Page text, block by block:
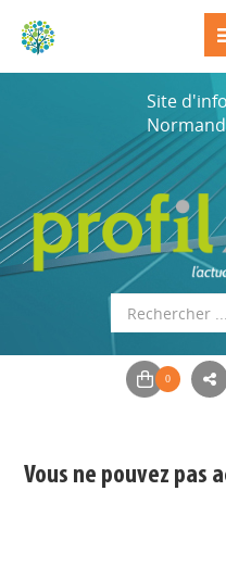
Site
Vous ne pouvez pas
Appels à
Déposer